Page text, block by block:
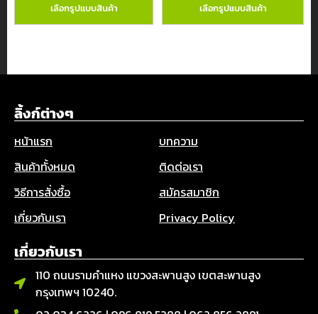
เลือกรูปแบบสินค้า เลือกรูปแบบสินค้า
ลิ้งก์ต่างๆ
หน้าแรก
บทความ
สินค้าทั้งหมด
ติดต่อเรา
วิธีการสั่งซื้อ
สมัครสมาชิก
เกี่ยวกับเรา
Privacy Policy
เกี่ยวกับเรา
110 ถนนรามคำแหง แขวงสะพานสูง เขตสะพานสูง
กรุงเทพฯ 10240.